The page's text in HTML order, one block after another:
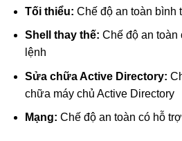
Tối thiểu: Chế độ an toàn bình
Shell thay thế: Chế độ an
lệnh
Sửa chữa Active Directory:
chữa máy chủ Active Directory
Mạng: Chế độ an toàn có hỗ